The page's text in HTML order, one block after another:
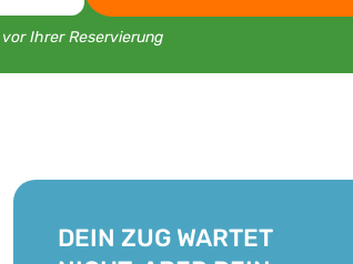
Ihrer Reservierung
DEIN ZUG WARTET